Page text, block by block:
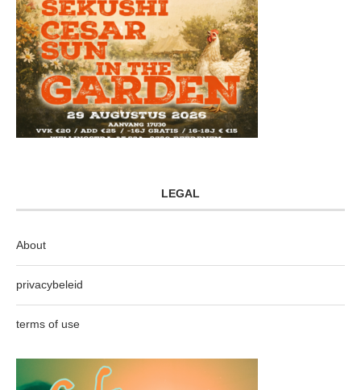
LEGAL
About
privacybeleid
terms of use